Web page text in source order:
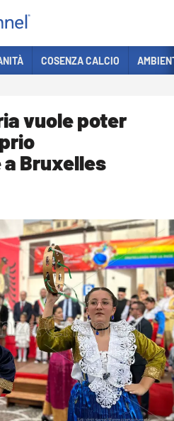
COSENZA CALCIO
vuole poter
Bruxelles